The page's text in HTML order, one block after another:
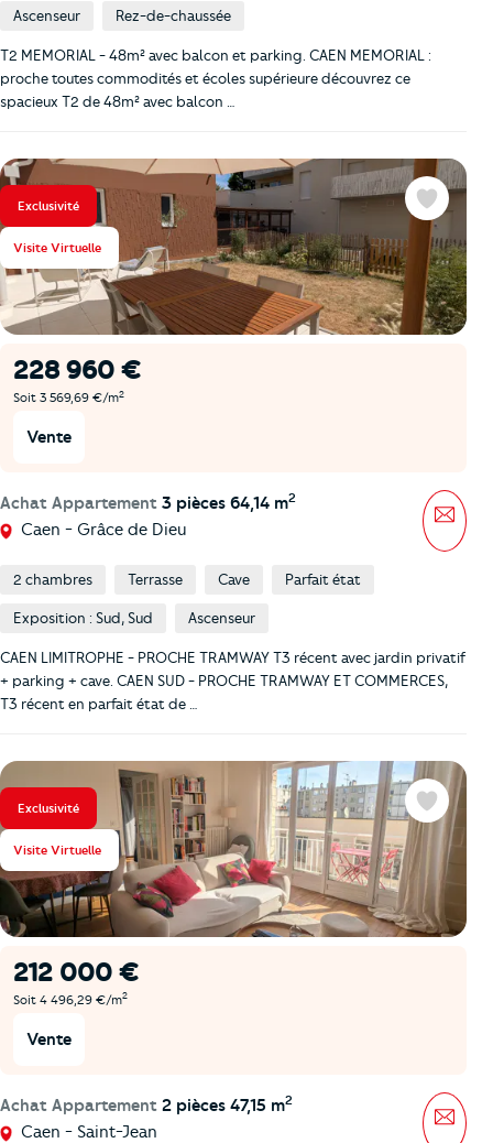
Ascenseur Rez-de-chaussée
T2 MEMORIAL - 48m² avec balcon et parking. CAEN MEMORIAL :
proche toutes commodités et écoles supérieure découvrez ce
spacieux T2 de 48m² avec balcon …
Exclusivité
Visite Virtuelle
228 960 €
Soit 3 569,69 €/m2
Vente
Achat Appartement 3 pièces 64,14 m2
Caen - Grâce de Dieu
Favoris
2 chambres Terrasse Cave Parfait état
Exposition : Sud, Sud Ascenseur
CAEN LIMITROPHE - PROCHE TRAMWAY T3 récent avec jardin privatif
+ parking + cave. CAEN SUD - PROCHE TRAMWAY ET COMMERCES,
T3 récent en parfait état de …
Exclusivité
Visite Virtuelle
212 000 €
Soit 4 496,29 €/m2
Vente
Achat Appartement 2 pièces 47,15 m2
Caen - Saint-Jean
Favoris